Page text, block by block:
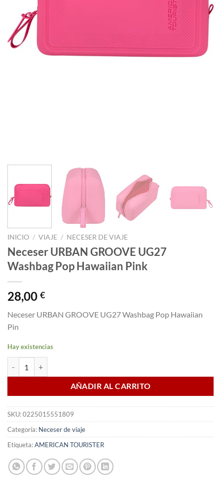
INICIO / VIAJE / NECESER DE VIAJE
Neceser URBAN GROOVE UG27
Washbag Pop Hawaiian Pink
28,00 €
Neceser URBAN GROOVE UG27 Washbag Pop Hawaiian
Pin
Hay existencias
AÑADIR AL CARRITO
SKU:0225015551809
Categoría: Neceser de viaje
Etiqueta:AMERICAN TOURISTER